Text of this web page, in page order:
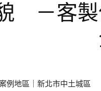
－客製
例地區｜新北市中土城區